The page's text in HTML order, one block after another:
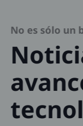
No es sólo un